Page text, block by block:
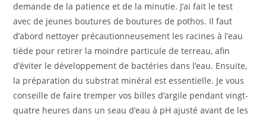
demande de la patience et de la minutie. J’ai fait le test
avec de jeunes boutures de boutures de pothos. Il faut
d’abord nettoyer précautionneusement les racines à l’eau
tiède pour retirer la moindre particule de terreau, afin
d’éviter le développement de bactéries dans l’eau. Ensuite,
la préparation du substrat minéral est essentielle. Je vous
conseille de faire tremper vos billes d’argile pendant vingt-
quatre heures dans un seau d’eau à pH ajusté avant de les